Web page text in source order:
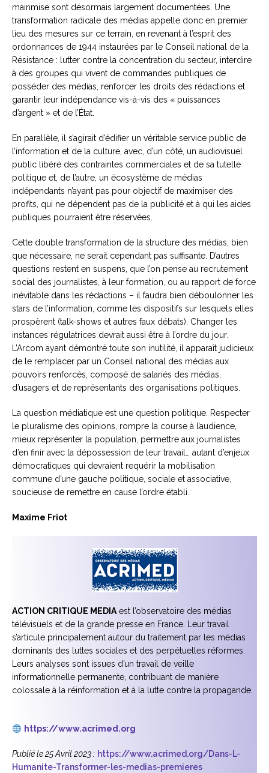
mainmise sont désormais largement documentées. Une
transformation radicale des médias appelle donc en premier
lieu des mesures sur ce terrain, en revenant à l’esprit des
ordonnances de 1944 instaurées par le Conseil national de la
Résistance : lutter contre la concentration du secteur, interdire
à des groupes qui vivent de commandes publiques de
posséder des médias, renforcer les droits des rédactions et
garantir leur indépendance vis-à-vis des « puissances
d’argent » et de l’État.
En parallèle, il s’agirait d’édifier un véritable service public de
l’information et de la culture, avec, d’un côté, un audiovisuel
public libéré des contraintes commerciales et de sa tutelle
politique et, de l’autre, un écosystème de médias
indépendants n’ayant pas pour objectif de maximiser des
profits, qui ne dépendent pas de la publicité et à qui les aides
publiques pourraient être réservées.
Cette double transformation de la structure des médias, bien
que nécessaire, ne serait cependant pas suffisante. D’autres
questions restent en suspens, que l’on pense au recrutement
social des journalistes, à leur formation, ou au rapport de force
inévitable dans les rédactions – il faudra bien déboulonner les
stars de l’information, comme les dispositifs sur lesquels elles
prospèrent (talk-shows et autres faux débats). Changer les
instances régulatrices devrait aussi être à l’ordre du jour.
L’Arcom ayant démontré toute son inutilité, il apparaît judicieux
de le remplacer par un Conseil national des médias aux
pouvoirs renforcés, composé de salariés des médias,
d’usagers et de représentants des organisations politiques.
La question médiatique est une question politique. Respecter
le pluralisme des opinions, rompre la course à l’audience,
mieux représenter la population, permettre aux journalistes
d’en finir avec la dépossession de leur travail… autant d’enjeux
démocratiques qui devraient requérir la mobilisation
commune d’une gauche politique, sociale et associative,
soucieuse de remettre en cause l’ordre établi.
Maxime Friot
ACTION CRITIQUE MEDIAest l’observatoire des médias
télévisuels et de la grande presse en France. Leur travail
s’articule principalement autour du traitement par les médias
dominants des luttes sociales et des perpétuelles réformes.
Leurs analyses sont issues d’un travail de veille
informationnelle permanente, contribuant de manière
colossale à la réinformation et à la lutte contre la propagande.
https://www.acrimed.org
Publié le 25 Avril 2023 : https://www.acrimed.org/Dans-L-
Humanite-Transformer-les-medias-premieres